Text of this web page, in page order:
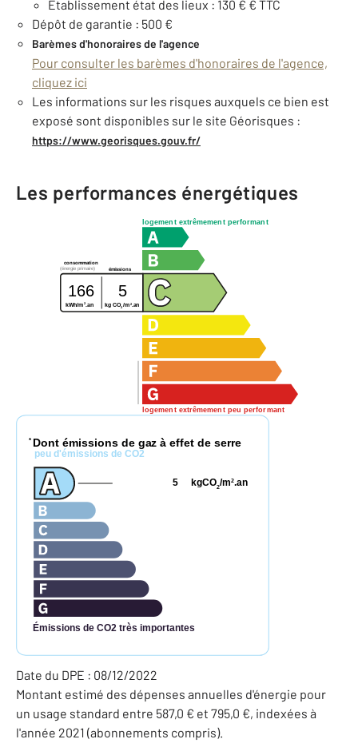
Etablissement état des lieux : 130 € € TTC
Dépôt de garantie : 500 €
Barèmes d'honoraires de l'agence
Pour consulter les barèmes d'honoraires de l'agence,
cliquez ici
Les informations sur les risques auxquels ce bien est
exposé sont disponibles sur le site Géorisques :
https://www.georisques.gouv.fr/
Les performances énergétiques
logement extrêmement performant
logement extrêmement peu performant
consommation
émissions
(énergie primaire)
166 5
kWh/m 2 .an kg CO2/m2.an
* Dont émissions de gaz à effet de serre
peu d'émissions de CO2
Émissions de CO2 très importantes
kgCO2/m2.an
5
Date du DPE : 08/12/2022
Montant estimé des dépenses annuelles d'énergie pour
un usage standard entre 587,0 € et 795,0 €, indexées à
l'année 2021 (abonnements compris).